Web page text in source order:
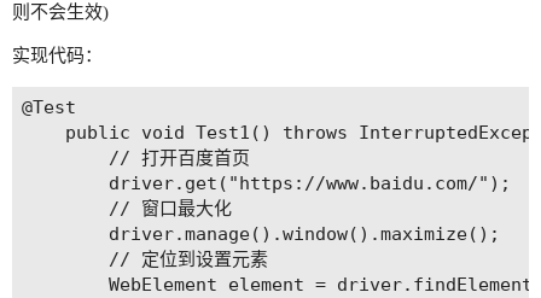
则不会生效)
实现代码：
@Test
public void Test1() throws
        // 打开百度首页
        driver.get("https://www.baidu.com/");
        // 窗口最大化
        driver.manage().window().maximize();
        // 定位到设置元素
WebElement element =